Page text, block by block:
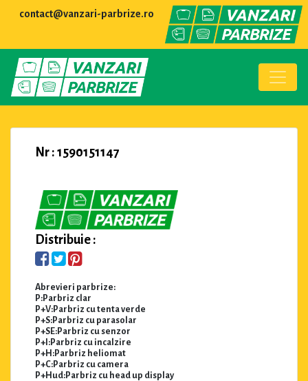
contact@vanzari-parbrize.ro
Nr : 1590151147
Distribuie :
Abrevieri parbrize:
P:Parbriz clar
P+V:Parbriz cu tenta verde
P+S:Parbriz cu parasolar
P+SE:Parbriz cu senzor
P+I:Parbriz cu incalzire
P+H:Parbriz heliomat
P+C:Parbriz cu camera
P+Hud:Parbriz cu head up display